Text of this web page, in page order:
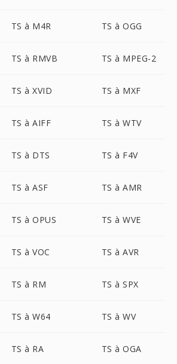
TS à M4R TS à OGG
TS à RMVB TS à MPEG-2
TS à XVID TS à MXF
TS à AIFF TS à WTV
TS à DTS TS à F4V
TS à ASF TS à AMR
TS à OPUS TS à WVE
TS à VOC TS à AVR
TS à RM TS à SPX
TS à W64 TS à WV
TS à RA TS à OGA